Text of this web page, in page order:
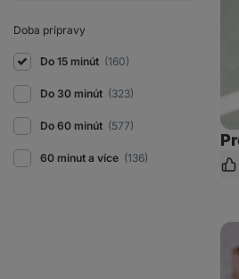
Doba prípravy
Do 15 minút (160)
Do 30 minút (323)
Do 60 minút (577)
60 minut a více (136)